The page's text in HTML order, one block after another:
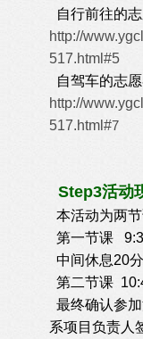
自行前往的
http://
517.html#5
自驾车的志
http://
517.html#7
Step3活动
本活动为两
第一节课
中间休息20
第二节课
最终确认参
系项目负责人